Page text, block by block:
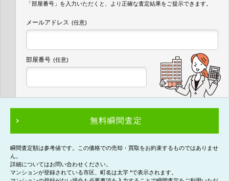
「部屋番号」を入力いただくと、より正確な査定結果をご提示できます。
メールアドレス (任意)
部屋番号 (任意)
無料瞬間査定
瞬間査定額は参考値です。この価格での売却・買取をお約束するものではありませ
ん。
詳細についてはお問い合わせください。
マンションが登録されている市区、町名は太字 *で表示されます。